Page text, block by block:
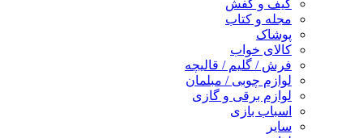
کیف و کفش
مجله و کتاب
پوشاک
کالای خواب
فرش / گلیم / قالیچه
لوازم چوبی / مبلمان
لوازم برقی و گازی
اسباب بازی
سایر